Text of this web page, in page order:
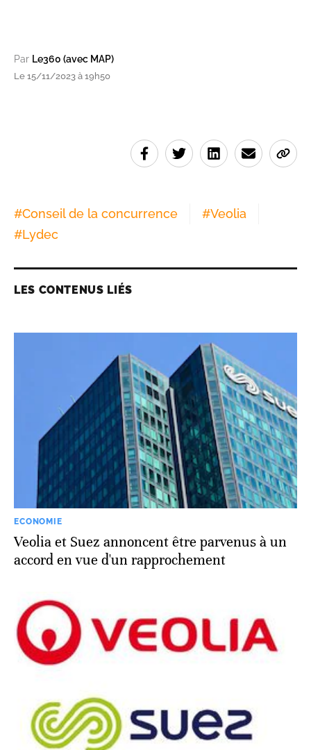
Par Le360 (avec MAP)
Le 15/11/2023 à 19h50
#Conseil de la concurrence #Veolia
#Lydec
LES CONTENUS LIÉS
ECONOMIE
Veolia et Suez annoncent être parvenus à un
accord en vue d'un rapprochement